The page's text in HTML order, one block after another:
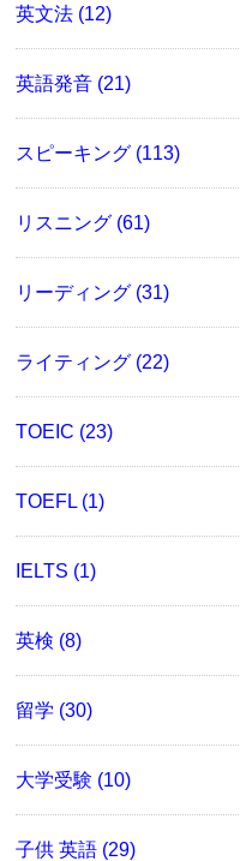
英文法 (12)
英語発音 (21)
スピーキング (113)
リスニング (61)
リーディング (31)
ライティング (22)
TOEIC (23)
TOEFL (1)
IELTS (1)
英検 (8)
留学 (30)
大学受験 (10)
子供 英語 (29)